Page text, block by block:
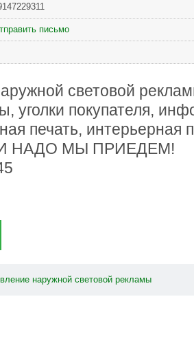
письмо
световой
уголки покупателя,
печать, интерьерная
НАДО МЫ ПРИЕДЕМ!
наружной световой рекламы